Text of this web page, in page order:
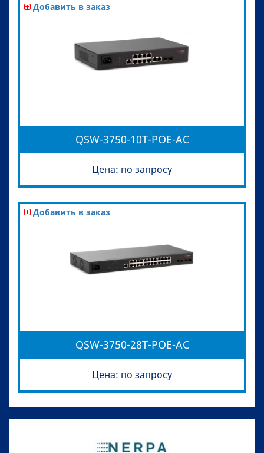
Добавить в заказ
QSW-3750-10T-POE-AC
Цена: по запросу
Добавить в заказ
QSW-3750-28T-POE-AC
Цена: по запросу